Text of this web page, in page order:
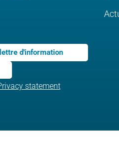
d'information
statement